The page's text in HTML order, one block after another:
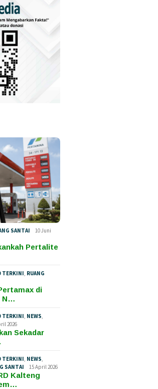
SANTAI
10 Juni
Pertalite
TERKINI RUANG
di
N…
TERKINI NEWS
2026
Sekadar
TERKINI NEWS
SANTAI 15 April 2026
Kalteng